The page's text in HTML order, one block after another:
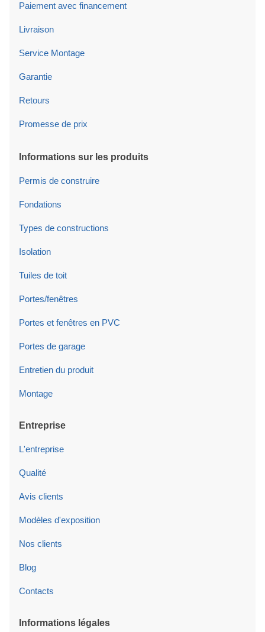
Paiement avec financement
Livraison
Service Montage
Garantie
Retours
Promesse de prix
Informations sur les produits
Permis de construire
Fondations
Types de constructions
Isolation
Tuiles de toit
Portes/fenêtres
Portes et fenêtres en PVC
Portes de garage
Entretien du produit
Montage
Entreprise
L'entreprise
Qualité
Avis clients
Modèles d'exposition
Nos clients
Blog
Contacts
Informations légales